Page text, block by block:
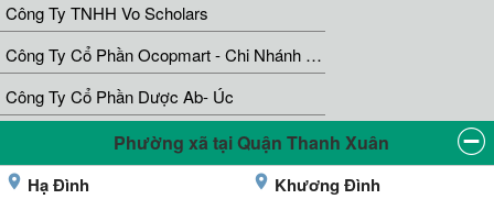
Công Ty TNHH Vo Scholars
Công Ty Cổ Phần Ocopmart - Chi Nhánh Hà Nội
Công Ty Cổ Phần Dược Ab- Úc
Phường xã tại Quận Thanh Xuân
Hạ Đình
Khương Đình